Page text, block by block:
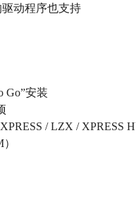
动程序也支持
Go”安装
/ LZX / XPRESS